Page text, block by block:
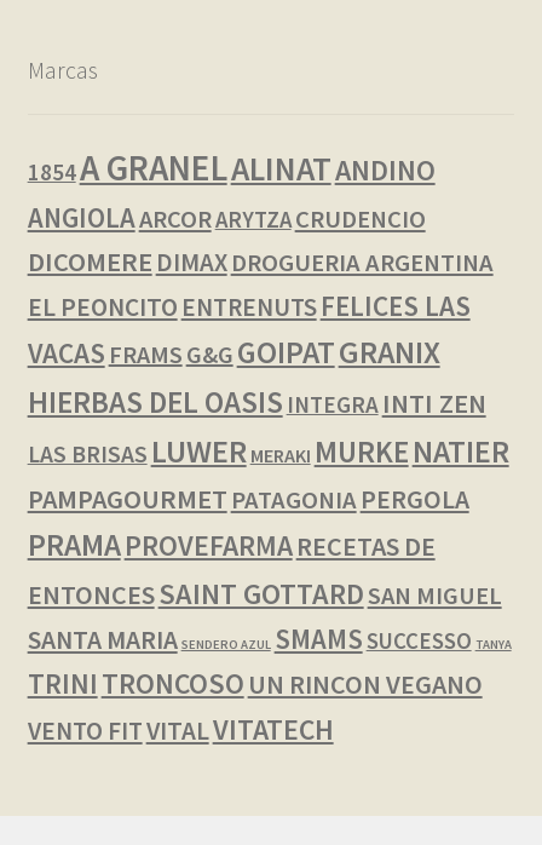
Marcas
1854A GRANELALINATANDINO
ANGIOLAARCORARYTZACRUDENCIO
DICOMERE DIMAX DROGUERIA ARGENTINA
EL PEONCITO ENTRENUTSFELICES LAS
VACAS FRAMS G&G GOIPATGRANIX
HIERBAS DEL OASIS INTEGRA INTI ZEN
LAS BRISAS LUWER MERAKI MURKENATIER
PAMPAGOURMET PATAGONIA PERGOLA
PRAMAPROVEFARMARECETAS DE
ENTONCESSAINT GOTTARDSAN MIGUEL
SANTA MARIA SENDERO AZUL SMAMSSUCCESSO TANYA
TRINI TRONCOSO UN RINCON VEGANO
VENTO FITVITALVITATECH